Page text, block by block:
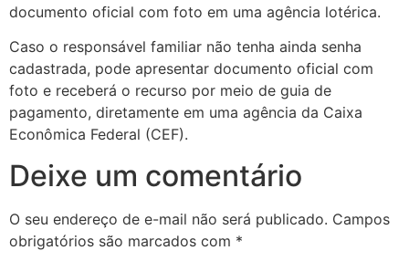
documento oficial com foto em uma agência lotérica.
Caso o responsável familiar não tenha ainda senha
cadastrada, pode apresentar documento oficial com
foto e receberá o recurso por meio de guia de
pagamento, diretamente em uma agência da Caixa
Econômica Federal (CEF).
Deixe um comentário
O seu endereço de e-mail não será publicado. Campos
obrigatórios são marcados com *